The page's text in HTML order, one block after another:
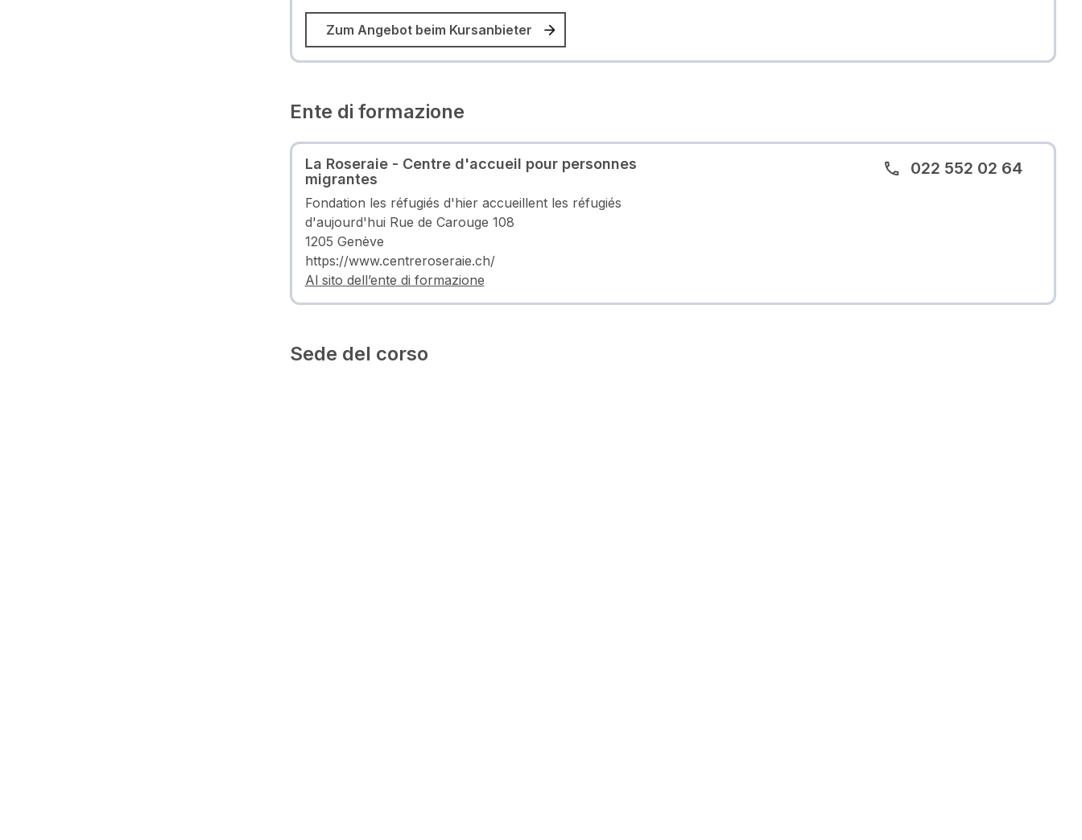
Zum Angebot beim Kursanbieter
Ente di formazione
La Roseraie - Centre d'accueil pour personnes
migrantes
Fondation les réfugiés d'hier accueillent les réfugiés
d'aujourd'hui Rue de Carouge 108
1205 Genève
https://www.centreroseraie.ch/
Al sito dell’ente di formazione
022 552 02 64
Sede del corso